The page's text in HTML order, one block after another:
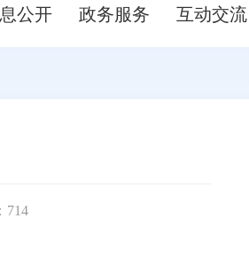
公开 政务服务 互动交流
714